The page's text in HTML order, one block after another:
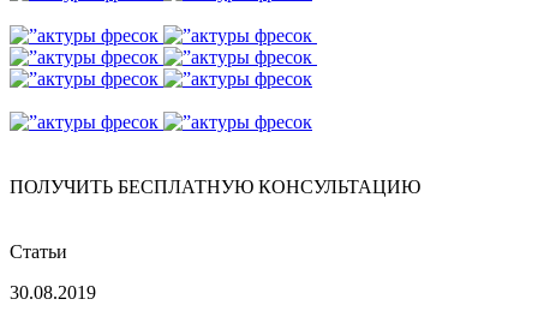
ПОЛУЧИТЬ БЕСПЛАТНУЮ КОНСУЛЬТАЦИЮ
Статьи
30.08.2019